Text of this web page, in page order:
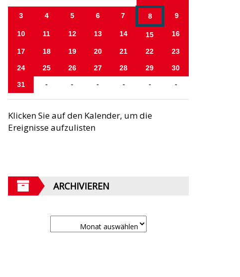
3 4 5 6 7 8 9
10 11 12 13 14 15 16
17 18 19 20 21 22 23
24 25 26 27 28 29 30
31 - - - - - -
Klicken Sie auf den Kalender, um die
Ereignisse aufzulisten
ARCHIVIEREN